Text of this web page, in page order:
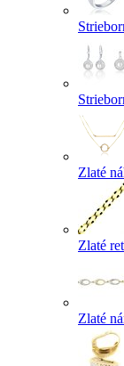
Zlaté
Zlaté
Zlaté